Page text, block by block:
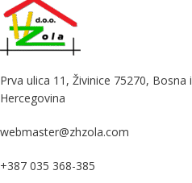
Prva ulica 11, Živinice 75270, Bosna i
Hercegovina
webmaster@zhzola.com
+387 035 368-385